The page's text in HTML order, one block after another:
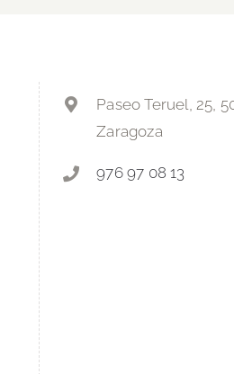
Paseo Teruel, 25,
Zaragoza
976 97 08 13